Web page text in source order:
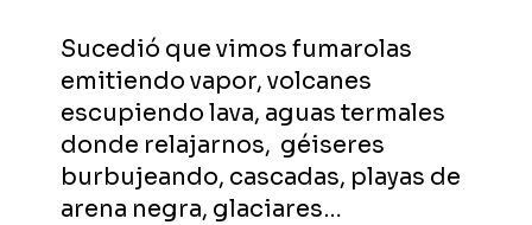
Sucedió que vimos fumarolas
emitiendo vapor, volcanes
escupiendo lava, aguas termales
donde relajarnos, géiseres
burbujeando, cascadas, playas de
arena negra, glaciares…